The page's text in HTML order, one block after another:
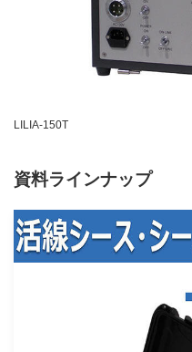
LILIA-150T
資料ラインナップ